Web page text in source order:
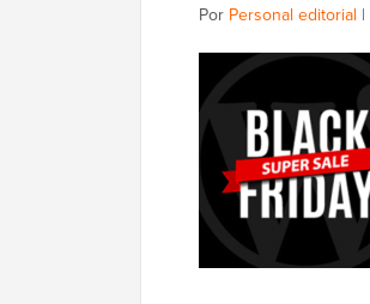
Por Personal editorial |